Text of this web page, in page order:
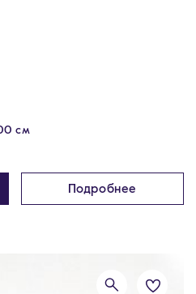
см
Подробнее